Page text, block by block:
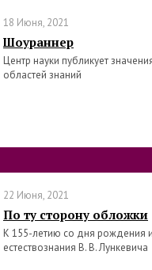
18 Июня, 2021
Шоураннер
Центр науки публикует
областей знаний
22 Июня, 2021
По ту сторону обложки
К 155-летию со дня рождения
естествознания В. В. Лункевича